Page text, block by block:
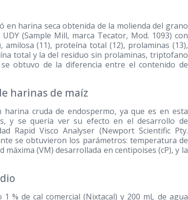
en harina seca obtenida de la molienda del grano
(Sample Mill, marca Tecator, Mod. 1093) con
amilosa (11), proteína total (12), prolaminas (13),
total y la del residuo sin prolaminas, triptofano
obtuvo de la diferencia entre el contenido de
harinas de maíz
cruda de endospermo, ya que es en esta
y se quería ver su efecto en el desarrollo de
Rapid Visco Analyser (Newport Scientific Pty.
se obtuvieron los parámetros: temperatura de
máxima (VM) desarrollada en centipoises (cP), y la
% de cal comercial (Nixtacal) y 200 mL de agua